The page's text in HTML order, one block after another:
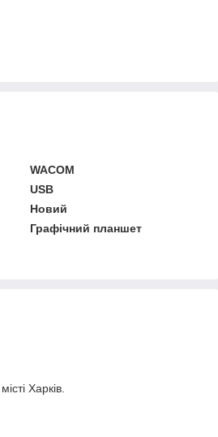
WACOM
USB
Новий
Графічний планшет
Харків.